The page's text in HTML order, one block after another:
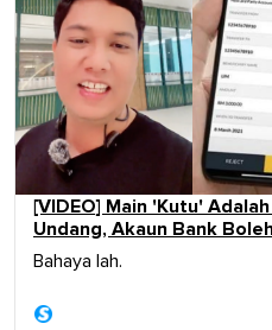
[VIDEO] Main 'Kutu'
Undang, Akaun Bank
Bahaya lah.